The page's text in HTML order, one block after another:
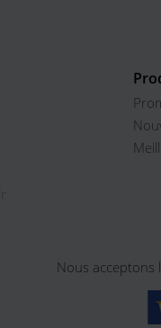
Nous acceptons